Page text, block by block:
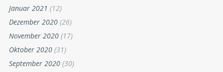
Januar 2021 (12)
Dezember 2020 (26)
November 2020 (17)
Oktober 2020 (31)
September 2020 (30)